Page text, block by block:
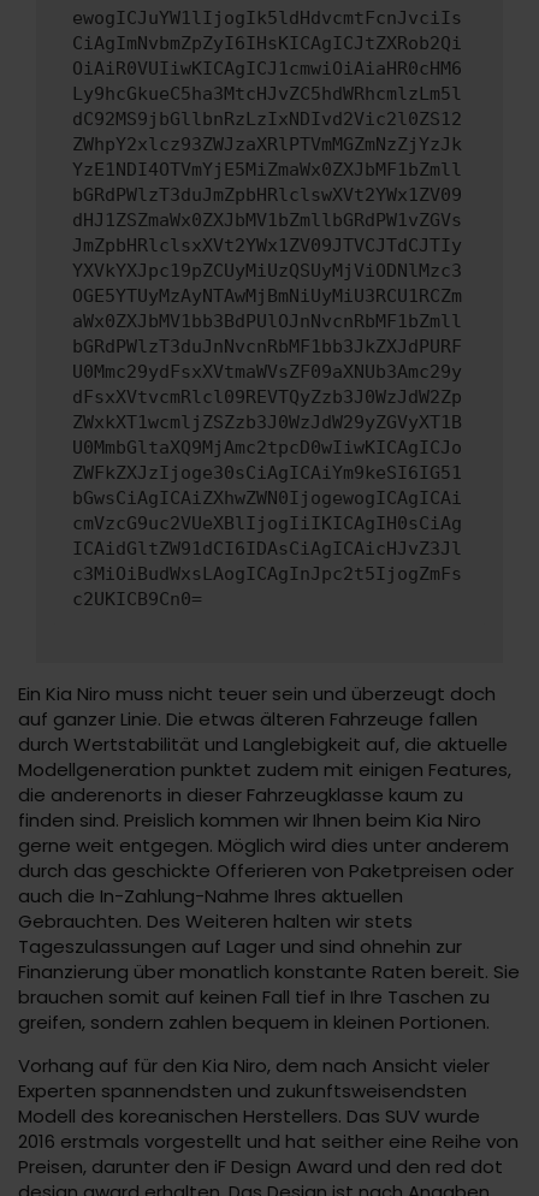
ewogICJuYW1lIjogIk5ldHdvcmtFcnJvciIs
CiAgImNvbmZpZyI6IHsKICAgICJtZXRob2Qi
OiAiR0VUIiwKICAgICJ1cmwiOiAiaHR0cHM6
Ly9hcGkueC5ha3MtcHJvZC5hdWRhcmlzLm5l
dC92MS9jbGllbnRzLzIxNDIvd2Vic2l0ZS12
ZWhpY2xlcz93ZWJzaXRlPTVmMGZmNzZjYzJk
YzE1NDI4OTVmYjE5MiZmaWx0ZXJbMF1bZmll
bGRdPWlzT3duJmZpbHRlclswXVt2YWx1ZV09
dHJ1ZSZmaWx0ZXJbMV1bZmllbGRdPW1vZGVs
JmZpbHRlclsxXVt2YWx1ZV09JTVCJTdCJTIy
YXVkYXJpc19pZCUyMiUzQSUyMjViODNlMzc3
OGE5YTUyMzAyNTAwMjBmNiUyMiU3RCU1RCZm
aWx0ZXJbMV1bb3BdPUlOJnNvcnRbMF1bZmll
bGRdPWlzT3duJnNvcnRbMF1bb3JkZXJdPURF
U0Mmc29ydFsxXVtmaWVsZF09aXNUb3Amc29y
dFsxXVtvcmRlcl09REVTQyZzb3J0WzJdW2Zp
ZWxkXT1wcmljZSZzb3J0WzJdW29yZGVyXT1B
U0MmbGltaXQ9MjAmc2tpcD0wIiwKICAgICJo
ZWFkZXJzIjoge30sCiAgICAiYm9keSI6IG51
bGwsCiAgICAiZXhwZWN0IjogewogICAgICAi
cmVzcG9uc2VUeXBlIjogIiIKICAgIH0sCiAg
ICAidGltZW91dCI6IDAsCiAgICAicHJvZ3Jl
c3MiOiBudWxsLAogICAgInJpc2t5IjogZmFs
c2UKICB9Cn0=
Ein Kia Niro muss nicht teuer sein und überzeugt doch
auf ganzer Linie. Die etwas älteren Fahrzeuge fallen
durch Wertstabilität und Langlebigkeit auf, die aktuelle
Modellgeneration punktet zudem mit einigen Features,
die anderenorts in dieser Fahrzeugklasse kaum zu
finden sind. Preislich kommen wir Ihnen beim Kia Niro
gerne weit entgegen. Möglich wird dies unter anderem
durch das geschickte Offerieren von Paketpreisen oder
auch die In-Zahlung-Nahme Ihres aktuellen
Gebrauchten. Des Weiteren halten wir stets
Tageszulassungen auf Lager und sind ohnehin zur
Finanzierung über monatlich konstante Raten bereit. Sie
brauchen somit auf keinen Fall tief in Ihre Taschen zu
greifen, sondern zahlen bequem in kleinen Portionen.
Vorhang auf für den Kia Niro, dem nach Ansicht vieler
Experten spannendsten und zukunftsweisendsten
Modell des koreanischen Herstellers. Das SUV wurde
2016 erstmals vorgestellt und hat seither eine Reihe von
Preisen, darunter den iF Design Award und den red dot